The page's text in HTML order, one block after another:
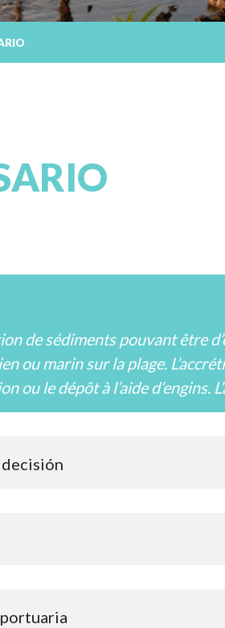
de sédiments pouvant être
ou marin sur la plage.
ou le dépôt à l’aide d’engins.
decisión